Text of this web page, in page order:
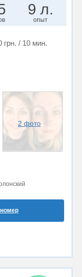
9 л.
опыт
грн. / 10 мин.
2 фото